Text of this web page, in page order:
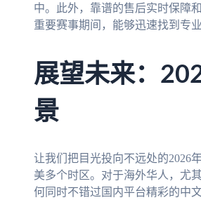
中。此外，靠谱的售后实时保障
重要赛事期间，能够迅速找到专
展望未来：
景
让我们把目光投向不远处的2026
美多个时区。对于海外华人，
何同时不错过国内平台精彩的中